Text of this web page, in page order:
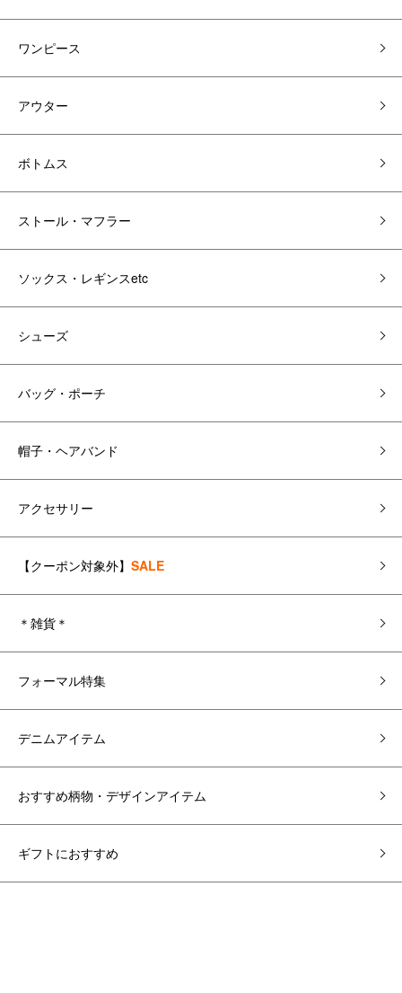
ワンピース
アウター
ボトムス
ストール・マフラー
ソックス・レギンスetc
シューズ
バッグ・ポーチ
帽子・ヘアバンド
アクセサリー
【クーポン対象外】 SALE
＊雑貨＊
フォーマル特集
デニムアイテム
おすすめ柄物・デザインアイテム
ギフトにおすすめ